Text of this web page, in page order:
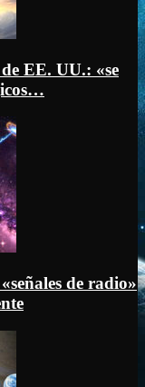
EE. UU.: «se
de radio»